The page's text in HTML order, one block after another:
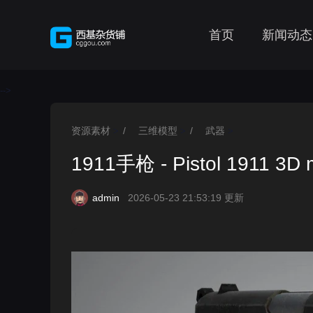
首页 新闻动态
-->
资源素材 / 三维模型 / 武器
1911手枪 - Pistol 1911 3D
admin 2026-05-23 21:53:19 更新